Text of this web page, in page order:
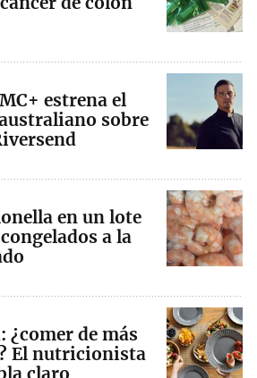
estrena el
sobre
en un lote
a la
de más
El nutricionista